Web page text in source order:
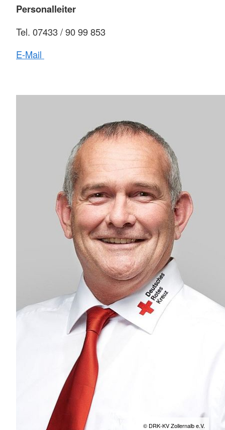
Personalleiter
Tel. 07433 / 90 99 853
E-Mail
© DRK-KV Zollernalb e.V.